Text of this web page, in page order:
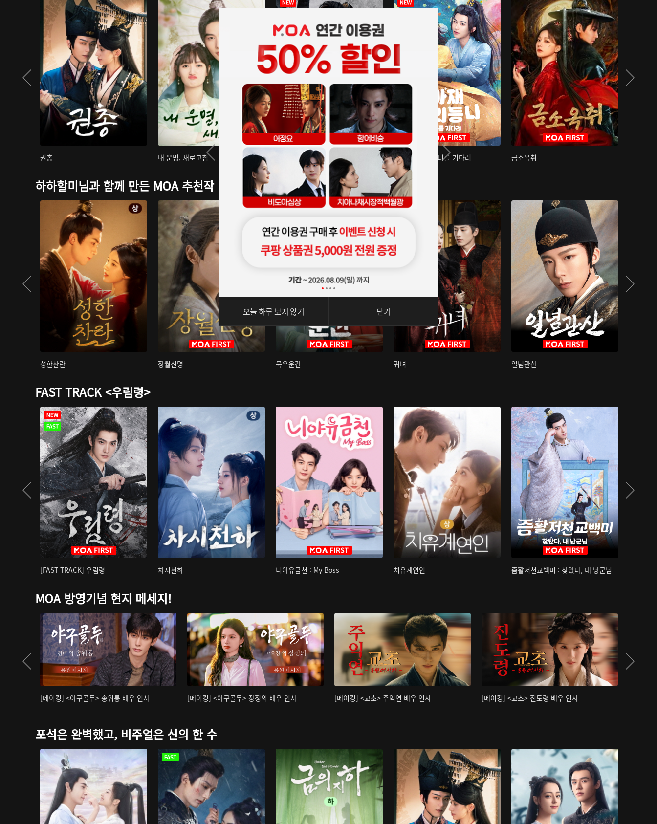
권총 내 운명, 새로고침 아재저리등니 : 너를 기다려 금소옥취
하하할미님과 함께 만든 MOA 추천작
성한찬란 장월신명 묵우운간 귀녀 일념관산
FAST TRACK <우림령>
[FAST TRACK] 우림령 차시천하 니야유금천 : My Boss 치유계연인 즘활저천교백미 : 찾았다, 내 낭군님
MOA 방영기념 현지 메세지!
[메이킹] <야구골두> 송위룡 배우 인사 [메이킹] <야구골두> 장정의 배우 인사 [메이킹] <교초> 주익연 배우 인사 [메이킹] <교초> 진도령 배우 인사
포석은 완벽했고, 비주얼은 신의 한 수
오늘 하루 보지 않기 닫기